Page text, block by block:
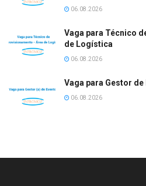
06.08.2026
Vaga para Técnico
de Logística
06.08.2026
Vaga para Gestor de
06.08.2026